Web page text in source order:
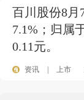
百川股份8月
7.1%；归属
0.11元。
资讯 上市